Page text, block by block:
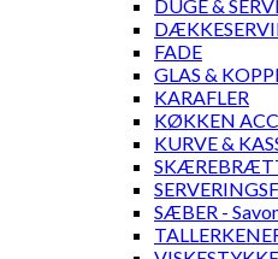
DUGE &
FADE
GLAS &
KARAFLER
KØKKEN
KURVE &
SÆBER -